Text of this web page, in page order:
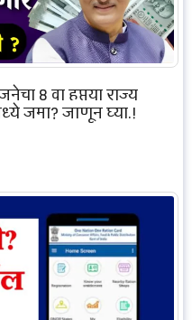
8 वा हप्त्या राज्य
जमा? जाणून घ्या.!